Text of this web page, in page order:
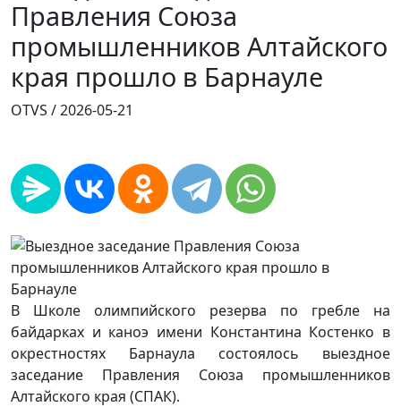
Правления Союза
промышленников Алтайского
края прошло в Барнауле
OTVS /2026-05-21
В Школе олимпийского резерва по гребле на
байдарках и каноэ имени Константина Костенко в
окрестностях Барнаула состоялось выездное
заседание Правления Союза промышленников
Алтайского края (СПАК).